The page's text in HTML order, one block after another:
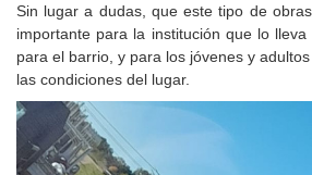
Sin lugar a dudas, que este tipo de
importante para la institución que lo
para el barrio, y para los jóvenes y
las condiciones del lugar.